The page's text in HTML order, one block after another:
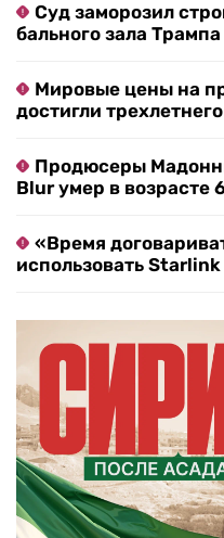
Суд заморозил
бального зала
Мировые цены на
достигли
Продюсеры
Blur умер в возрасте
«Время
использовать